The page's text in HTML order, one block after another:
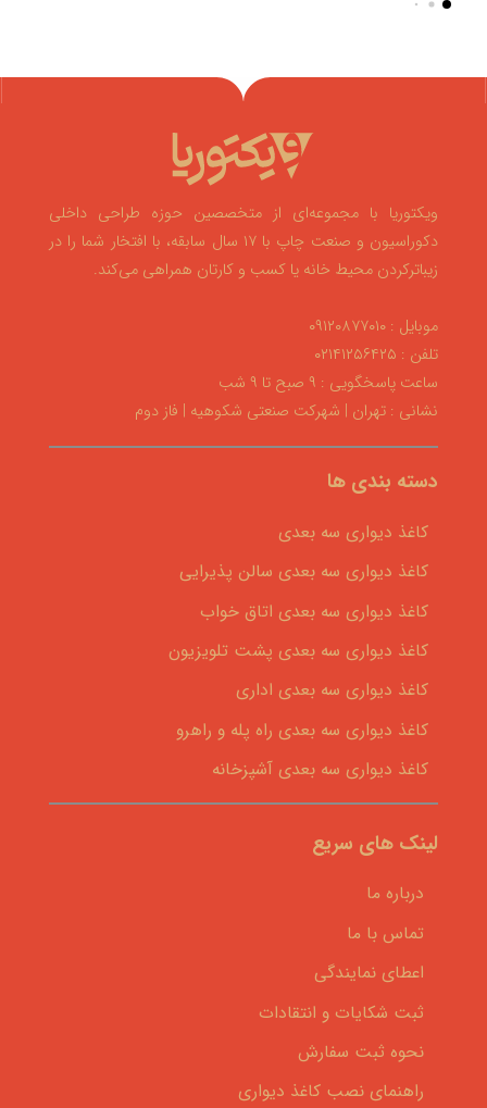
ویکتوریا با مجموعه‌ای از متخصصین حوزه طراحی داخلی
دکوراسیون و صنعت چاپ با ۱۷ سال سابقه، با افتخار شما را در
زیباترکردن محیط خانه یا کسب و کارتان همراهی می‌کند.
موبایل : ۰۹۱۲۰۸۷۷۰۱۰
تلفن : ۰۲۱۴۱۲۵۶۴۲۵
ساعت پاسخگویی : ۹ صبح تا ۹ شب
نشانی : تهران | شهرکت صنعتی شکوهیه | فاز دوم
دسته بندی ها
کاغذ دیواری سه بعدی
کاغذ دیواری سه بعدی سالن پذیرایی
کاغذ دیواری سه بعدی اتاق خواب
کاغذ دیواری سه بعدی پشت تلویزیون
کاغذ دیواری سه بعدی اداری
کاغذ دیواری سه بعدی راه پله و راهرو
کاغذ دیواری سه بعدی آشپزخانه
لینک های سریع
درباره ما
تماس با ما
اعطای نمایندگی
ثبت شکایات و انتقادات
نحوه ثبت سفارش
راهنمای نصب کاغذ دیواری